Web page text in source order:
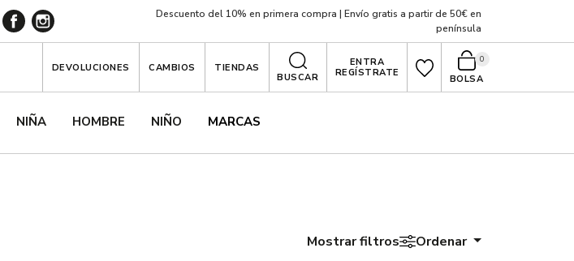
Descuento del 10% en primera compra | Envío gratis a partir de 50€ en
península
NIÑA HOMBRE NIÑO MARCAS
DEVOLUCIONES CAMBIOS
TIENDAS
BUSCAR
ENTRA
REGÍSTRATE
BOLSA
0
Mostrar filtros Ordenar